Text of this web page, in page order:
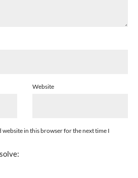
Website
website in this browser for the next time I